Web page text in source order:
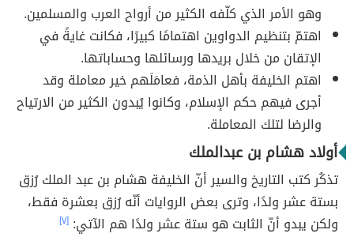
وهو الأمر الذي كلّفه الكثير من أرواح العرب والمسلمين.
اهتمّ بتنظيم الدواوين اهتمامًا كبيرًا، فكانت غايةً في
الإتقان من خلال بريدها ورسائلها وحساباتها.
اهتم الخليفة بأهل الذمة، فعامَلَهم خير معاملة وقد
أجرى فيهم حكم الإسلام، وكانوا يُبدون الكثير من الارتياح
والرضا لتلك المعاملة.
أولاد هشام بن عبدالملك
تذكُر كتب التاريخ والسير أنّ الخليفة هشام بن عبد الملك رُزق
بستة عشر ولدًا، وترى بعض الروايات أنّه رُزق بعشرة فقط،
ولكن يبدو أنّ الثابت هو ستة عشر ولدًا هم الآتي: [٧]